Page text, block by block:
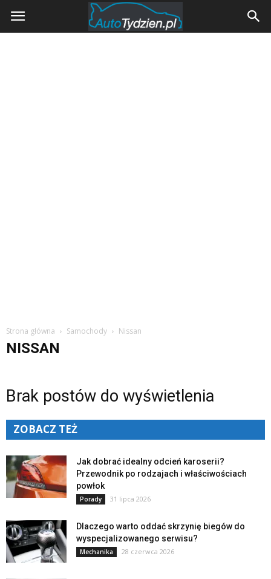
AutoTydzien.pl
Strona główna Samochody Nissan
NISSAN
Brak postów do wyświetlenia
ZOBACZ TEŻ
Jak dobrać idealny odcień karoserii?
Przewodnik po rodzajach i właściwościach
powłok
Porady 31 lipca 2026
Dlaczego warto oddać skrzynię biegów do
wyspecjalizowanego serwisu?
Mechanika 28 czerwca 2026